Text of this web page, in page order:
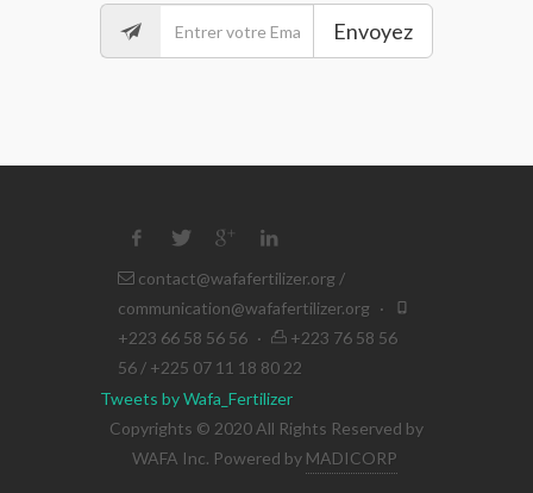
Envoyez
contact@wafafertilizer.org /
communication@wafafertilizer.org ·
+223 66 58 56 56 ·
+223 76 58 56
56 / +225 07 11 18 80 22
Tweets by Wafa_Fertilizer
Copyrights © 2020 All Rights Reserved by
WAFA Inc. Powered by MADICORP